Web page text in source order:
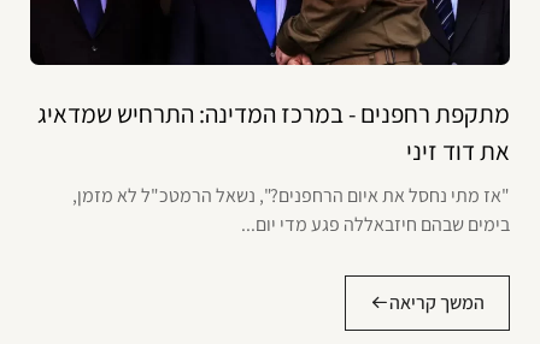
מתקפת רחפנים - במרכז המדינה: התרחיש שמדאיג
את דוד זיני
"אז מתי נחסל את איום הרחפנים?", נשאל הרמטכ"ל לא מזמן,
בימים שבהם חיזבאללה פגע מדי יום...
המשך קריאה